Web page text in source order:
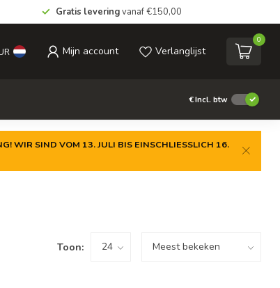
Gratis leveringvanaf €150,00
Mijn account Verlanglijst
0
€Incl. btw
WIR SIND VOM 13. JULI BIS EINSCHLIESSLICH 16.
Toon: